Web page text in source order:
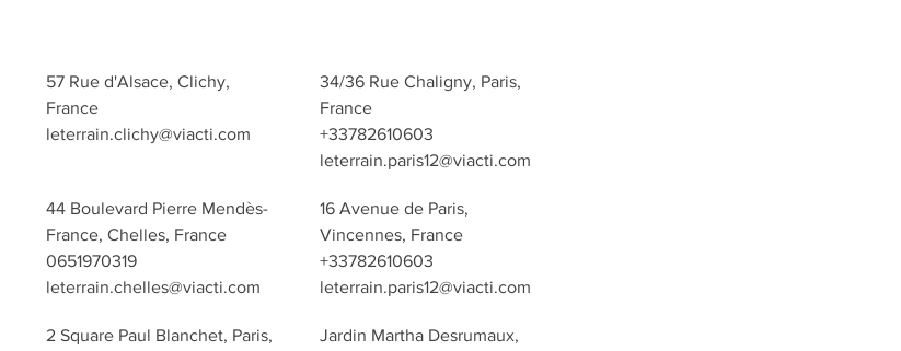
57 Rue d'Alsace, Clichy,
France
leterrain.clichy@viacti.com
34/36 Rue Chaligny, Paris,
France
+33782610603
leterrain.paris12@viacti.com
44 Boulevard Pierre Mendès-
France, Chelles, France
0651970319
leterrain.chelles@viacti.com
16 Avenue de Paris,
Vincennes, France
+33782610603
leterrain.paris12@viacti.com
2 Square Paul Blanchet, Paris,
Jardin Martha Desrumaux,